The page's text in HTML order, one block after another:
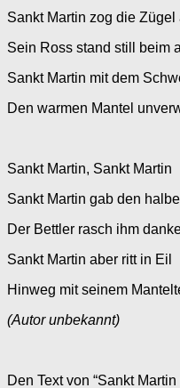
Sankt Martin zog die Zügel
Sein Ross stand still beim
Sankt Martin mit dem
Den warmen Mantel
Sankt Martin, Sankt Martin
Sankt Martin gab den
Der Bettler rasch ihm
Sankt Martin aber ritt in Eil
Hinweg mit seinem
(Autor unbekannt)
Den Text von “Sankt